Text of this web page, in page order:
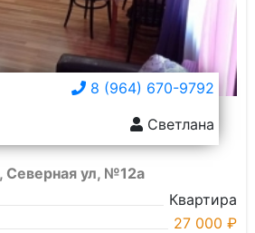
8 (964) 670-9792
Светлана
Северная ул, №12а
Квартира
27 000 ₽